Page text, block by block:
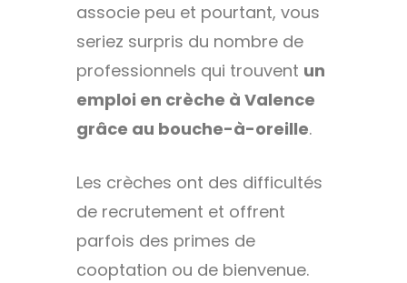
associe peu et pourtant, vous
seriez surpris du nombre de
professionnels qui trouvent un
emploi en crèche à Valence
grâce au bouche-à-oreille.
Les crèches ont des difficultés
de recrutement et offrent
parfois des primes de
cooptation ou de bienvenue.